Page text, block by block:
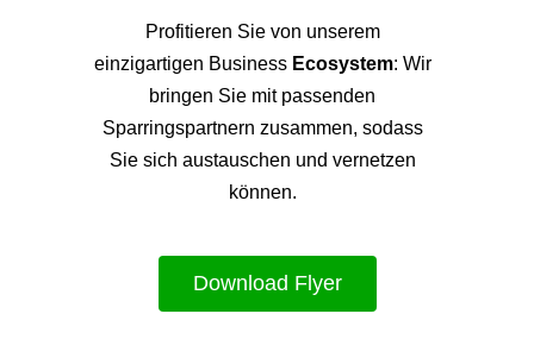
Profitieren Sie von unserem
einzigartigen Business Ecosystem: Wir
bringen Sie mit passenden
Sparringspartnern zusammen, sodass
Sie sich austauschen und vernetzen
können.
Download Flyer